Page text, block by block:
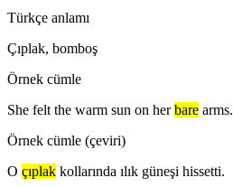
Türkçe anlamı
Çıplak, bomboş
Örnek cümle
She felt the warm sun on her bare arms.
Örnek cümle (çeviri)
O çıplak kollarında ılık güneşi hissetti.